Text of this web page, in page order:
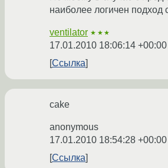
наиболее логичен подход
ventilator ★★★
17.01.2010 18:06:14 +00:00
Ссылка
cake
anonymous
17.01.2010 18:54:28 +00:00
Ссылка